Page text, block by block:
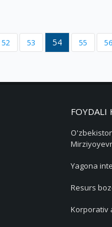
52 53 54 55 56
FOYDALI
Yagona
Resurs
Korporativ